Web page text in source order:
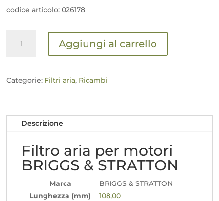
codice articolo: 026178
BRIGGS
quantità
Aggiungi al carrello
Categorie: Filtri aria, Ricambi
Descrizione
Filtro aria per motori
BRIGGS & STRATTON
Marca
BRIGGS & STRATTON
Lunghezza (mm)
108,00